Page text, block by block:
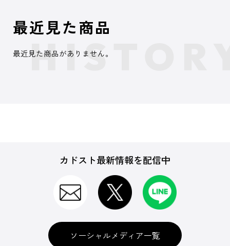
最近見た商品
最近見た商品がありません。
カドスト最新情報を配信中
ソーシャルメディア一覧